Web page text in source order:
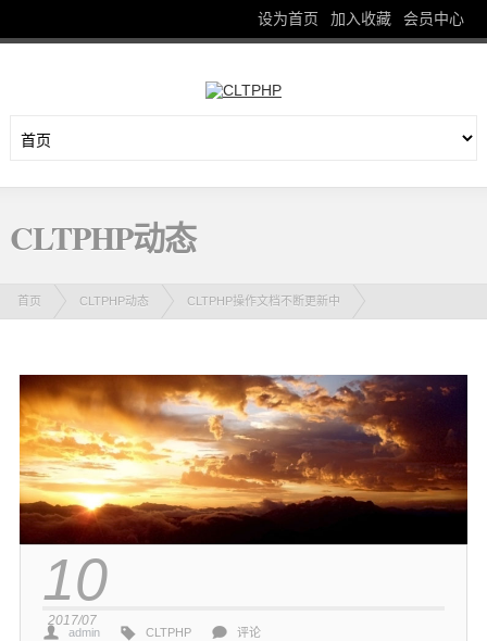
设为首页 加入收藏 会员中心
CLTPHP动态
首页 CLTPHP动态 CLTPHP操作文档不断更新中
10
2017/07
admin CLTPHP 评论